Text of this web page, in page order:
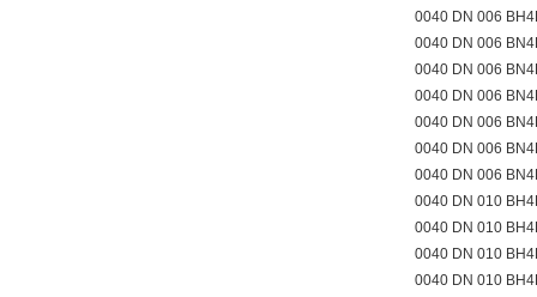
0040 DN 006
0040 DN 006
0040 DN 006
0040 DN 006
0040 DN 006
0040 DN 006
0040 DN 006
0040 DN 010
0040 DN 010
0040 DN 010
0040 DN 010